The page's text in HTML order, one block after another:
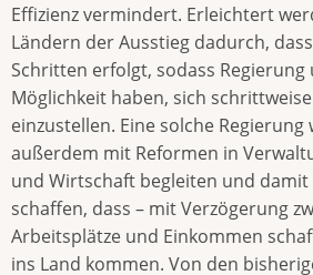
Effizienz vermindert. Erleichtert
Ländern der Ausstieg dadurch,
Schritten erfolgt, sodass
Möglichkeit haben, sich
einzustellen. Eine solche
außerdem mit Reformen in
und Wirtschaft begleiten und
schaffen, dass – mit Verzögerung
Arbeitsplätze und Einkommen
ins Land kommen. Von den